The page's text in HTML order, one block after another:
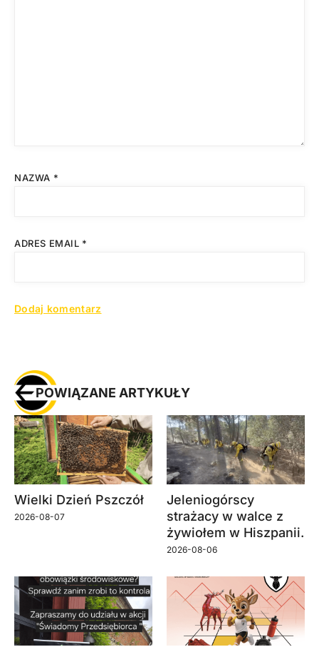
NAZWA *
ADRES EMAIL *
POWIĄZANE ARTYKUŁY
Wielki Dzień Pszczół
2026-08-07
Jeleniogórscy
strażacy w walce z
żywiołem w Hiszpanii.
2026-08-06